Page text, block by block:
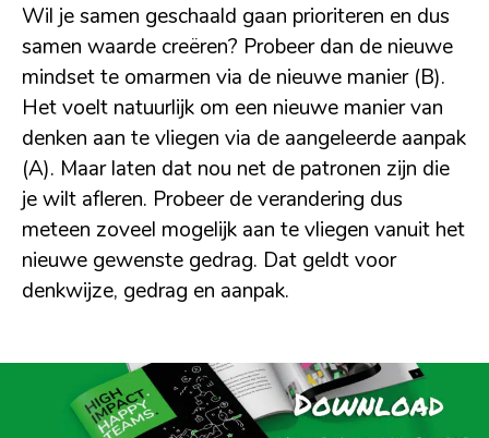
Wil je samen geschaald gaan prioriteren en dus
samen waarde creëren? Probeer dan de nieuwe
mindset te omarmen via de nieuwe manier (B).
Het voelt natuurlijk om een nieuwe manier van
denken aan te vliegen via de aangeleerde aanpak
(A). Maar laten dat nou net de patronen zijn die
je wilt afleren. Probeer de verandering dus
meteen zoveel mogelijk aan te vliegen vanuit het
nieuwe gewenste gedrag. Dat geldt voor
denkwijze, gedrag en aanpak.